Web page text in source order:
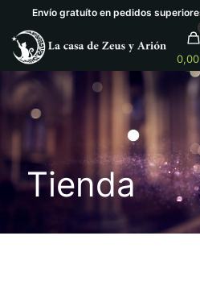
Envío gratuíto en pedidos
Tienda